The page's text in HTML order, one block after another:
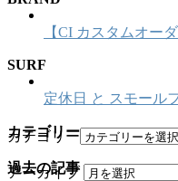
【CI カスタムオー
SURF
定休日 と スモール
カテゴリー
カテゴリー
過去の記事
アーカイブ